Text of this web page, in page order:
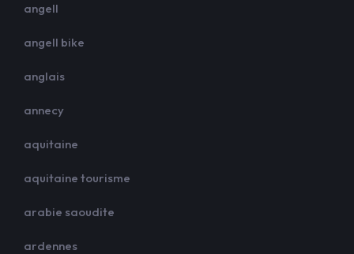
angell
angell bike
anglais
annecy
aquitaine
aquitaine tourisme
arabie saoudite
ardennes